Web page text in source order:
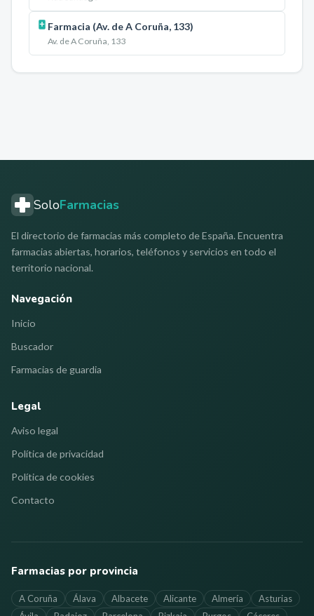
Farmacia (Av. de A Coruña, 133)
Av. de A Coruña, 133
SoloFarmacias
El directorio de farmacias más completo de España. Encuentra
farmacias abiertas, horarios, teléfonos y servicios en todo el
territorio nacional.
Navegación
Inicio
Buscador
Farmacias de guardia
Legal
Aviso legal
Política de privacidad
Política de cookies
Contacto
Farmacias por provincia
A Coruña Álava Albacete Alicante Almería
Asturias